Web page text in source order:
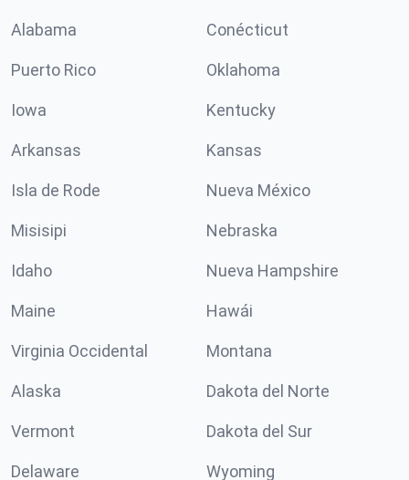
Alabama Conécticut
Puerto Rico Oklahoma
Iowa Kentucky
Arkansas Kansas
Isla de Rode Nueva México
Misisipi Nebraska
Idaho Nueva Hampshire
Maine Hawái
Virginia Occidental Montana
Alaska Dakota del Norte
Vermont Dakota del Sur
Delaware Wyoming